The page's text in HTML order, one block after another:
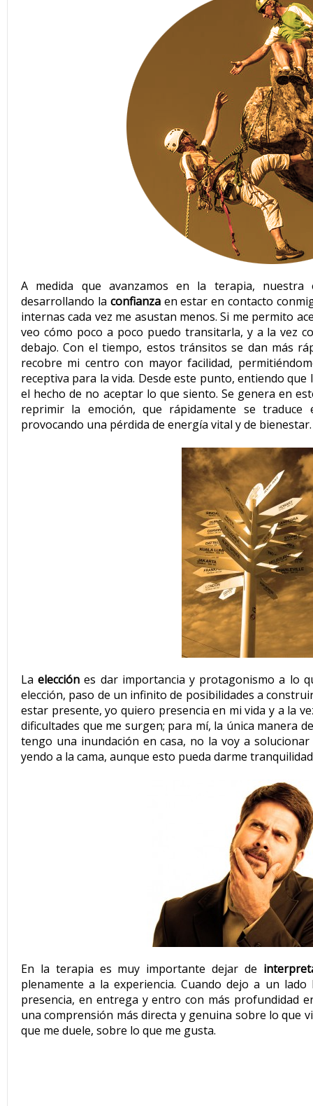
A medida que avanzamos en la terapia, nuestra
desarrollando la confianzaen estar en contacto
internas cada vez me asustan menos. Si me permito
veo cómo poco a poco puedo transitarla, y a la vez
debajo. Con el tiempo, estos tránsitos se dan más
recobre mi centro con mayor facilidad,
receptiva para la vida. Desde este punto, entiendo
el hecho de no aceptar lo que siento. Se genera en
reprimir la emoción, que rápidamente se
provocando una pérdida de energía vital y de bienestar.
Laelección es dar importancia y protagonismo a lo
elección, paso de un infinito de posibilidades a
estar presente, yo quiero presencia en mi vida y a la
dificultades que me surgen; para mí, la única manera
tengo una inundación en casa, no la voy a
yendo a la cama, aunque esto pueda darme
En la terapia es muy importante dejar de
plenamente a la experiencia. Cuando dejo a un
presencia, en entrega y entro con más profundidad
una comprensión más directa y genuina sobre lo que
que me duele, sobre lo que me gusta.